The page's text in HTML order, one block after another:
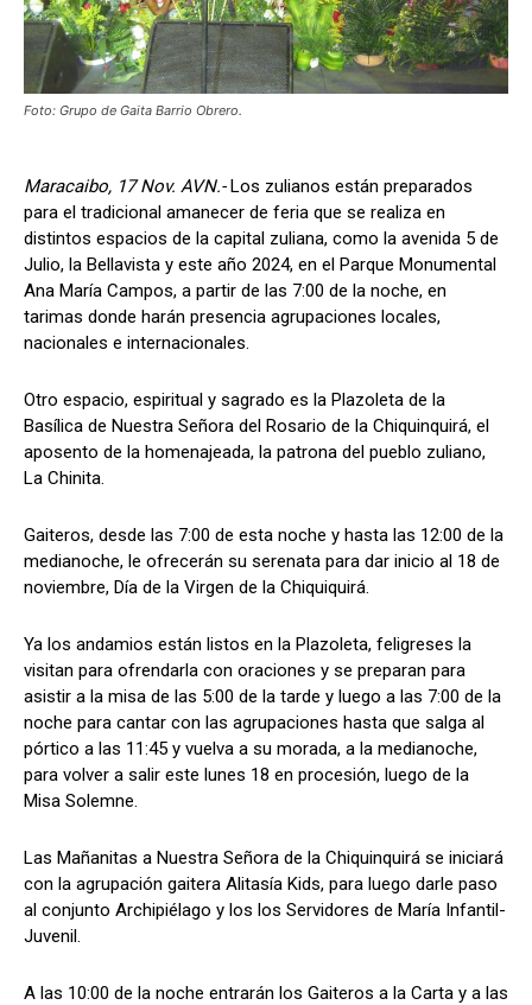
Foto: Grupo de Gaita Barrio Obrero.
Maracaibo, 17 Nov. AVN.-Los zulianos están preparados
para el tradicional amanecer de feria que se realiza en
distintos espacios de la capital zuliana, como la avenida 5 de
Julio, la Bellavista y este año 2024, en el Parque Monumental
Ana María Campos, a partir de las 7:00 de la noche, en
tarimas donde harán presencia agrupaciones locales,
nacionales e internacionales.
Otro espacio, espiritual y sagrado es la Plazoleta de la
Basílica de Nuestra Señora del Rosario de la Chiquinquirá, el
aposento de la homenajeada, la patrona del pueblo zuliano,
La Chinita.
Gaiteros, desde las 7:00 de esta noche y hasta las 12:00 de la
medianoche, le ofrecerán su serenata para dar inicio al 18 de
noviembre, Día de la Virgen de la Chiquiquirá.
Ya los andamios están listos en la Plazoleta, feligreses la
visitan para ofrendarla con oraciones y se preparan para
asistir a la misa de las 5:00 de la tarde y luego a las 7:00 de la
noche para cantar con las agrupaciones hasta que salga al
pórtico a las 11:45 y vuelva a su morada, a la medianoche,
para volver a salir este lunes 18 en procesión, luego de la
Misa Solemne.
Las Mañanitas a Nuestra Señora de la Chiquinquirá se iniciará
con la agrupación gaitera Alitasía Kids, para luego darle paso
al conjunto Archipiélago y los los Servidores de María Infantil-
Juvenil.
A las 10:00 de la noche entrarán los Gaiteros a la Carta y a las